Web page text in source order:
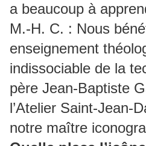
a beaucoup à
M.-H. C. : Nous
enseignement
indissociable de la
père Jean-Baptiste
l’Atelier Saint-Jean-
notre maître